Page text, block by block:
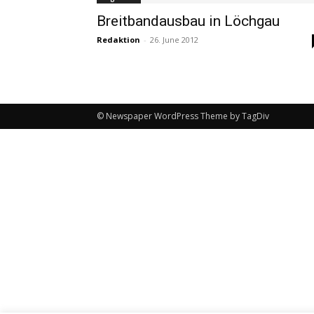
Breitbandausbau in Löchgau
Redaktion - 26. June 2012
© Newspaper WordPress Theme by TagDiv